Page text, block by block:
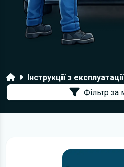
ГоловнаІнструкції з експлуатації
Фільтр